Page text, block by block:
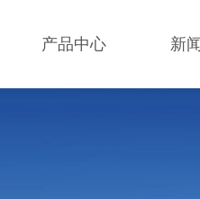
产品中心 新